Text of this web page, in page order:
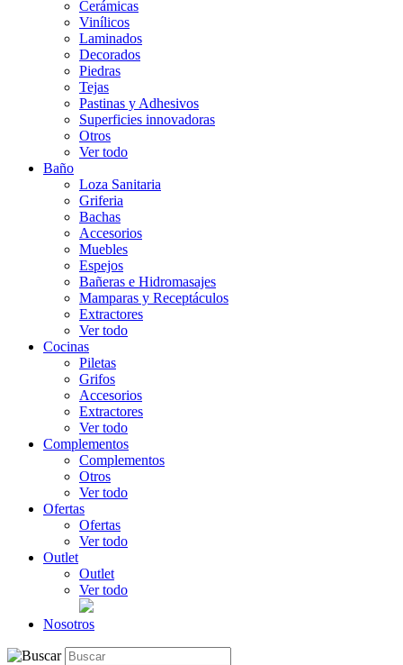
Cerámicas
Vinílicos
Laminados
Decorados
Piedras
Tejas
Pastinas y Adhesivos
Superficies innovadoras
Otros
Ver todo
Baño
Loza Sanitaria
Griferia
Bachas
Accesorios
Muebles
Espejos
Bañeras e Hidromasajes
Mamparas y Receptáculos
Extractores
Ver todo
Cocinas
Piletas
Grifos
Accesorios
Extractores
Ver todo
Complementos
Complementos
Otros
Ver todo
Ofertas
Ofertas
Ver todo
Outlet
Outlet
Ver todo
Nosotros